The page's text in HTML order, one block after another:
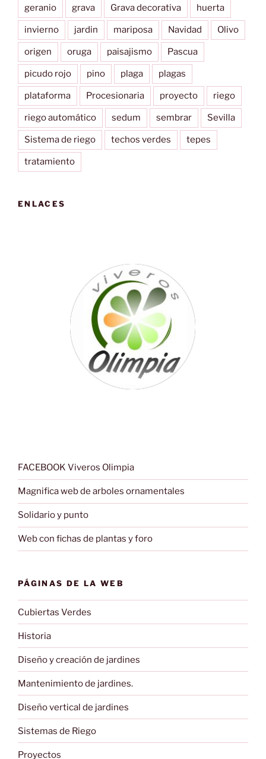
geranio grava Grava decorativa huerta
invierno jardin mariposa Navidad Olivo
origen oruga paisajismo Pascua
picudo rojo pino plaga plagas
plataforma Procesionaria proyecto riego
riego automático sedum sembrar Sevilla
Sistema de riego techos verdes tepes
tratamiento
ENLACES
FACEBOOK Viveros Olimpia
Magnifica web de arboles ornamentales
Solidario y punto
Web con fichas de plantas y foro
PÁGINAS DE LA WEB
Cubiertas Verdes
Historia
Diseño y creación de jardines
Mantenimiento de jardines.
Diseño vertical de jardines
Sistemas de Riego
Proyectos